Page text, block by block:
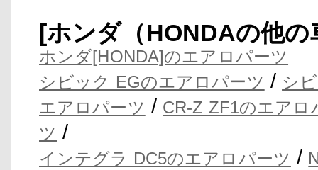
[ホンダ（HONDAの他
ホンダ[HONDA]のエアロパーツ
シビック EGのエアロパーツ / シ
エアロパーツ / CR-Z ZF1のエアロ
ツ /
インテグラ DC5のエアロパーツ /